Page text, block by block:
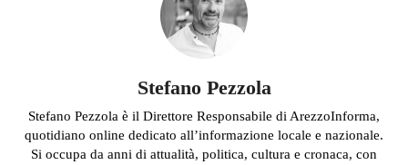
Stefano Pezzola
Stefano Pezzola è il Direttore Responsabile di ArezzoInforma,
quotidiano online dedicato all’informazione locale e nazionale.
Si occupa da anni di attualità, politica, cultura e cronaca, con